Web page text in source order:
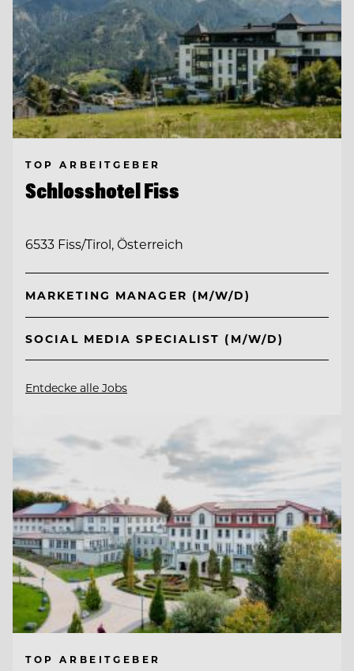
TOP ARBEITGEBER
Schlosshotel Fiss
6533 Fiss/Tirol, Österreich
MARKETING MANAGER (M/W/D)
SOCIAL MEDIA SPECIALIST (M/W/D)
Entdecke alle Jobs
TOP ARBEITGEBER